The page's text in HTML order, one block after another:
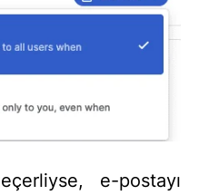
e-postayı